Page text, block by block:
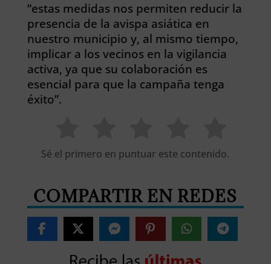
“estas medidas nos permiten reducir la
presencia de la avispa asiática en
nuestro municipio y, al mismo tiempo,
implicar a los vecinos en la vigilancia
activa, ya que su colaboración es
esencial para que la campaña tenga
éxito”.
Sé el primero en puntuar este contenido.
COMPARTIR EN REDES